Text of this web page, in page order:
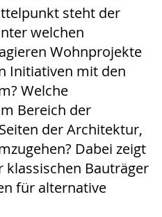
steht der
welchen
Wohnprojekte
Initiativen mit den
Welche
Bereich der
der Architektur,
Dabei zeigt
klassischen Bauträger
für alternative